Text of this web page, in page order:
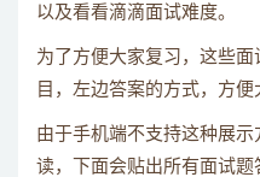
以及看看滴滴面试难度。
为了方便大家复习，这些
目，左边答案的方式，方便
由于手机端不支持这种展
读，下面会贴出所有面试题